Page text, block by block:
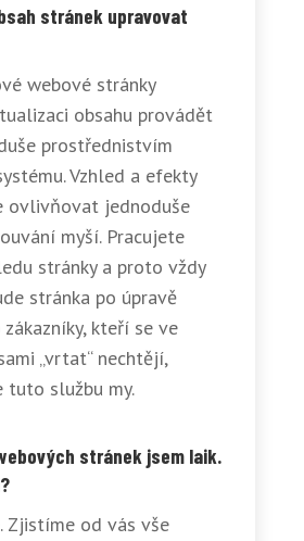
stránek upravovat
webové stránky
obsahu provádět
prostřednistvím
Vzhled a efekty
ovlivňovat jednoduše
myší. Pracujete
stránky a proto vždy
stránka po úpravě
kteří se ve
„vrtat“ nechtějí,
tuto službu my.
stránek jsem laik.
Zjistíme od vás vše